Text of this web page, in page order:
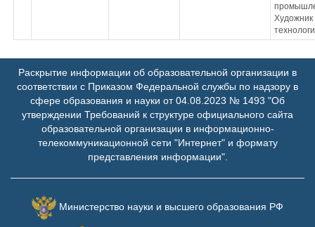
Художник
Раскрытие информации об образовательной организации в
соответствии с Приказом Федеральной службы по надзору в
сфере образования и науки от 04.08.2023 № 1493 "Об
утверждении Требований к структуре официального сайта
образовательной организации в информационно-
телекоммуникационной сети "Интернет" и формату
представления информации".
Министерство науки и высшего образования РФ